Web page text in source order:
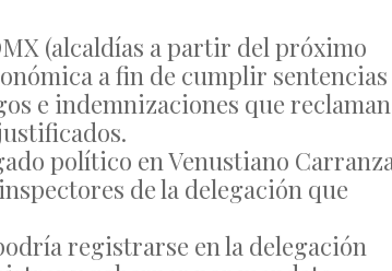
(alcaldías a partir del próximo
a fin de cumplir sentencias
e indemnizaciones que reclaman
político en Venustiano
de la delegación que
registrarse en la delegación